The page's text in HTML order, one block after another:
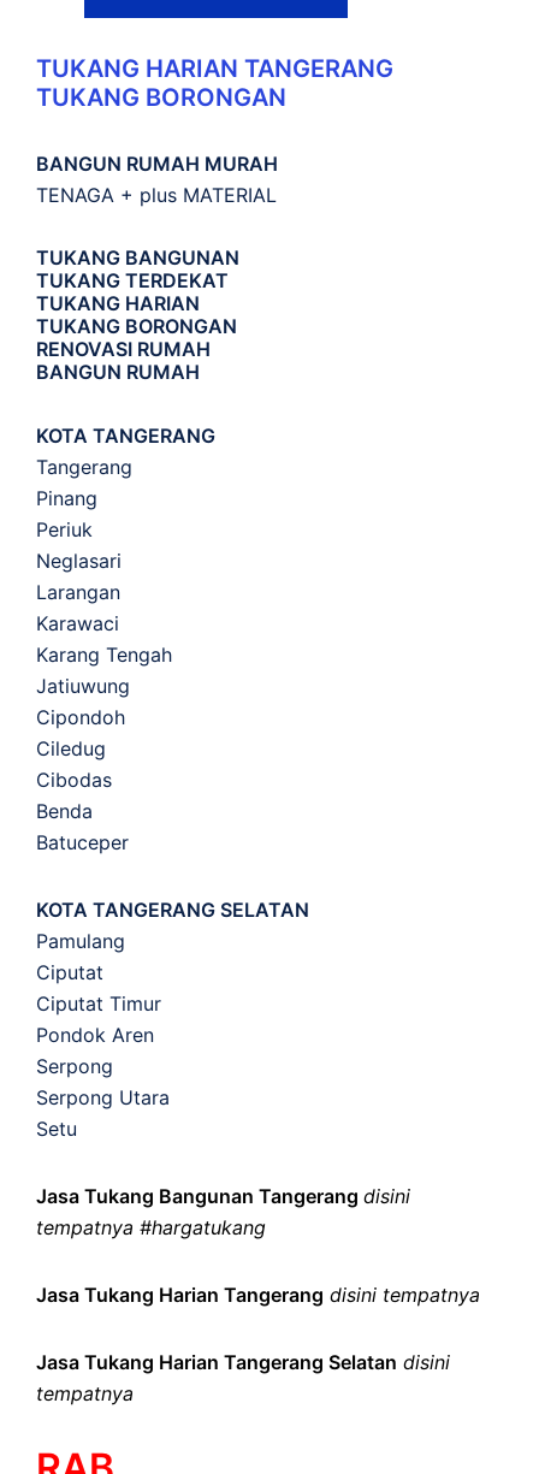
TUKANG HARIAN TANGERANG
TUKANG BORONGAN
BANGUN RUMAH MURAH
TENAGA + plus MATERIAL
TUKANG BANGUNAN
TUKANG TERDEKAT
TUKANG HARIAN
TUKANG BORONGAN
RENOVASI RUMAH
BANGUN RUMAH
KOTA TANGERANG
Tangerang
Pinang
Periuk
Neglasari
Larangan
Karawaci
Karang Tengah
Jatiuwung
Cipondoh
Ciledug
Cibodas
Benda
Batuceper
KOTA TANGERANG SELATAN
Pamulang
Ciputat
Ciputat Timur
Pondok Aren
Serpong
Serpong Utara
Setu
Jasa Tukang Bangunan Tangerang disini
tempatnya #hargatukang
Jasa Tukang Harian Tangerang disini tempatnya
Jasa Tukang Harian Tangerang Selatan disini
tempatnya